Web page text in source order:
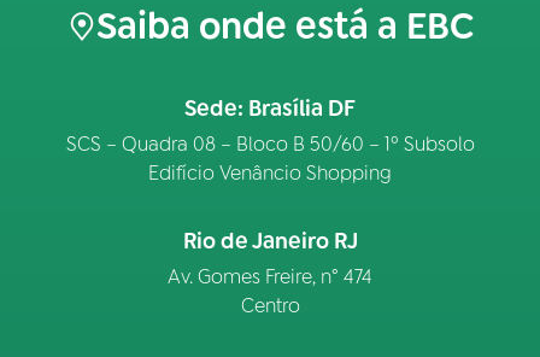
Saiba onde está a EBC
Sede: Brasília DF
SCS – Quadra 08 – Bloco B 50/60 – 1º Subsolo
Edifício Venâncio Shopping
Rio de Janeiro RJ
Av. Gomes Freire, n° 474
Centro